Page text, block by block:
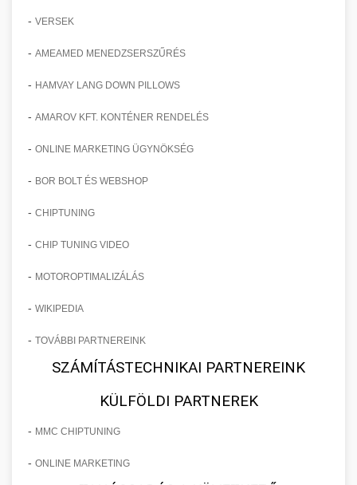
- VERSEK
- AMEAMED MENEDZSERSZŰRÉS
- HAMVAY LANG DOWN PILLOWS
- AMAROV KFT. KONTÉNER RENDELÉS
- ONLINE MARKETING ÜGYNÖKSÉG
- BOR BOLT ÉS WEBSHOP
- CHIPTUNING
- CHIP TUNING VIDEO
- MOTOROPTIMALIZÁLÁS
- WIKIPEDIA
- TOVÁBBI PARTNEREINK
SZÁMÍTÁSTECHNIKAI PARTNEREINK
KÜLFÖLDI PARTNEREK
- MMC CHIPTUNING
- ONLINE MARKETING